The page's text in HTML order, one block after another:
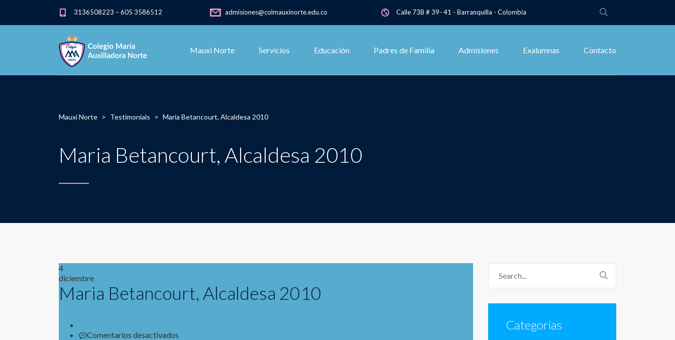
3136508223 – 605 3586512 admisiones@colmauxinorte.edu.co Calle 73B # 39- 41 - Barranquilla - Colombia
Mauxi Norte Servicios Educación Padres de Familia Admisiones Exalumnas Contacto
Mauxi Norte > Testimonials > Maria Betancourt, Alcaldesa 2010
Maria Betancourt, Alcaldesa 2010
4
diciembre
Maria Betancourt, Alcaldesa 2010
Comentarios desactivados
Categorías